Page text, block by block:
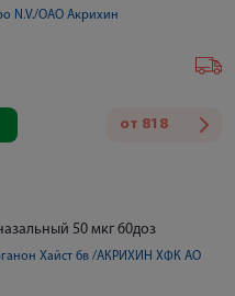
N.V./ОАО Акрихин
от 818
50 мкг 60доз
Хайст бв /АКРИХИН ХФК АО